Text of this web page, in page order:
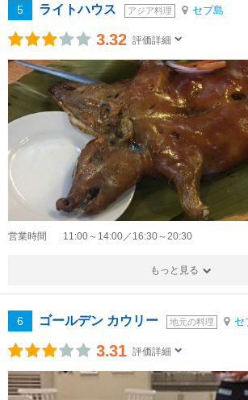
5 ライトハウス アジア料理 セブ島
3.32 評価詳細
営業時間 11:00～14:00／16:30～20:30
もっと見る
6 ゴールデン カウリー 地元の料理 セ
3.31 評価詳細